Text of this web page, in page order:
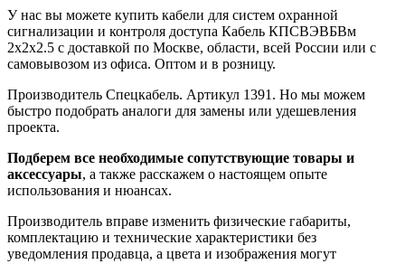
У нас вы можете купить кабели для систем охранной
сигнализации и контроля доступа Кабель КПСВЭВБВм
2х2х2.5 с доставкой по Москве, области, всей России или с
самовывозом из офиса. Оптом и в розницу.
Производитель Спецкабель. Артикул 1391. Но мы можем
быстро подобрать аналоги для замены или удешевления
проекта.
Подберем все необходимые сопутствующие товары и
аксессуары, а также расскажем о настоящем опыте
использования и нюансах.
Производитель вправе изменить физические габариты,
комплектацию и технические характеристики без
уведомления продавца, а цвета и изображения могут